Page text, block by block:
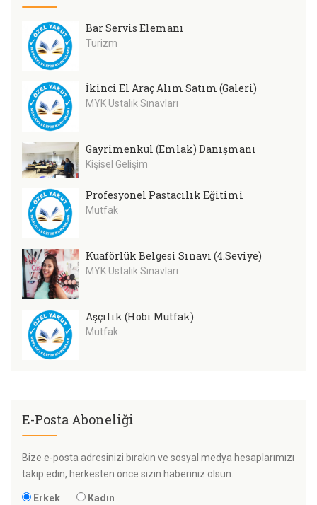
Bar Servis Elemanı
Turizm
İkinci El Araç Alım Satım (Galeri)
MYK Ustalık Sınavları
Gayrimenkul (Emlak) Danışmanı
Kişisel Gelişim
Profesyonel Pastacılık Eğitimi
Mutfak
Kuaförlük Belgesi Sınavı (4.Seviye)
MYK Ustalık Sınavları
Aşçılık (Hobi Mutfak)
Mutfak
E-Posta Aboneliği
Bize e-posta adresinizi bırakın ve sosyal medya hesaplarımızı
takip edin, herkesten önce sizin haberiniz olsun.
Erkek Kadın